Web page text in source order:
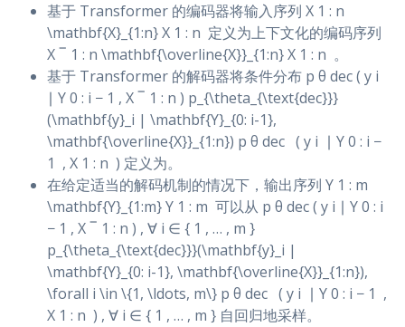
基于 Transformer 的编码器将输入序列 X 1 : n
\mathbf{X}_{1:n} X 1 : n ​ 定义为上下文化的编码序列
X ‾ 1 : n \mathbf{\overline{X}}_{1:n} X 1 : n ​ 。
基于 Transformer 的解码器将条件分布 p θ dec ( y i
∣ Y 0 : i − 1 , X ‾ 1 : n ) p_{\theta_{\text{dec}}}
(\mathbf{y}_i | \mathbf{Y}_{0: i-1},
\mathbf{\overline{X}}_{1:n}) p θ dec ​ ​ ( y i ​ ∣ Y 0 : i −
1 ​ , X 1 : n ​ ) 定义为。
在给定适当的解码机制的情况下，输出序列 Y 1 : m
\mathbf{Y}_{1:m} Y 1 : m ​ 可以从 p θ dec ( y i ∣ Y 0 : i
− 1 , X ‾ 1 : n ) , ∀ i ∈ { 1 , … , m }
p_{\theta_{\text{dec}}}(\mathbf{y}_i |
\mathbf{Y}_{0: i-1}, \mathbf{\overline{X}}_{1:n}),
\forall i \in \{1, \ldots, m\} p θ dec ​ ​ ( y i ​ ∣ Y 0 : i − 1 ​ ,
X 1 : n ​ ) , ∀ i ∈ { 1 , … , m } 自回归地采样。